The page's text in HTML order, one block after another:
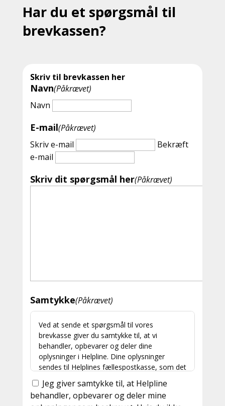
Har du et spørgsmål til
brevkassen?
Skriv til brevkassen her
Navn(Påkrævet)
Navn
E-mail(Påkrævet)
Skriv e-mail
Bekræft
e-mail
Skriv dit spørgsmål her(Påkrævet)
Samtykke(Påkrævet)
Ved at sende et spørgsmål til vores
brevkasse giver du samtykke til, at vi
behandler, opbevarer og deler dine
oplysninger i Helpline. Dine oplysninger
sendes til Helplines fællespostkasse, som det
Oplysningerne kan anvendes til at udforme et
anonymiseret spørgsmål til brevkassen, hvor
Jeg giver samtykke til, at Helpline
behandler, opbevarer og deler mine